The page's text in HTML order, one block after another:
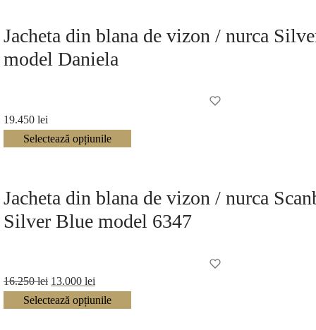
Jacheta din blana de vizon / nurca
model Daniela
19.450 lei
Selectează opțiunile
Jacheta din blana de vizon / nurca
Silver Blue model 6347
16.250lei Prețul
inițial a
13.000 lei
curent
Selectează opțiunile